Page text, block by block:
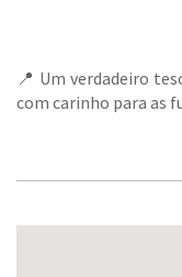
📍 Um verdadeiro
com carinho para as